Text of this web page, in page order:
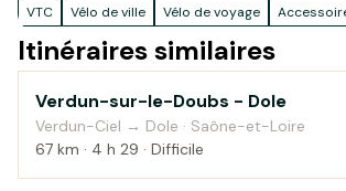
VTC
Vélo de ville Vélo de voyage
Itinéraires similaires
Au fil de l'eau
Verdun-sur-le-Doubs - Dole
Verdun-Ciel → Dole · Saône-et-Loire
67 km · 4 h 29 · Difficile